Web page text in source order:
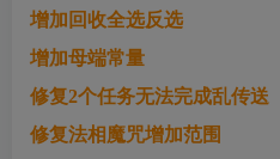
增加回收全选反选
增加母端常量
修复2个任务无法完成乱传送
修复法相魔咒增加范围